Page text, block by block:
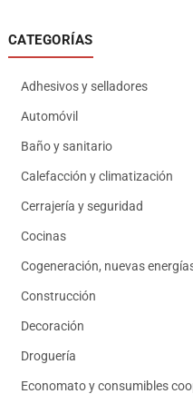
CATEGORÍAS
Adhesivos y selladores
Automóvil
Baño y sanitario
Calefacción y climatización
Cerrajería y seguridad
Cocinas
Cogeneración, nuevas
Construcción
Decoración
Droguería
Economato y consumibles